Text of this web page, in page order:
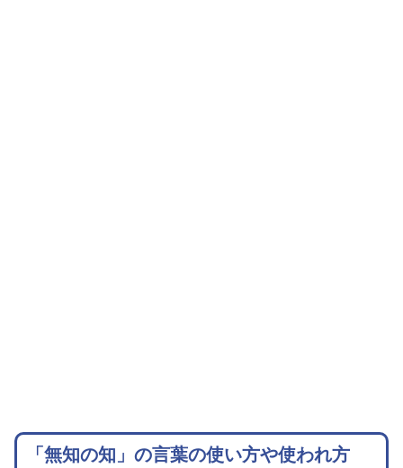
「無知の知」の言葉の使い方や使われ方